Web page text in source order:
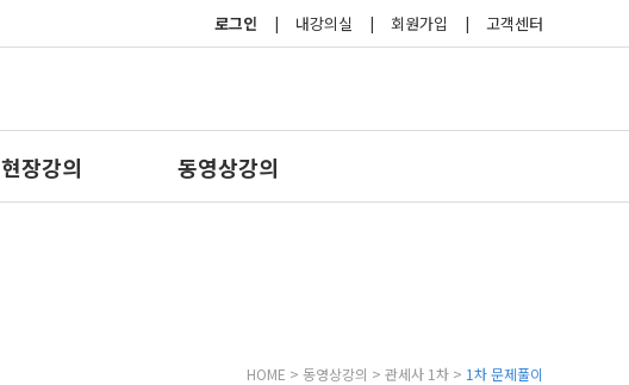
고객센터
|
회원가입
|
내강의실
|
로그인
현장강의 동영상강의
HOME > 동영상강의 > 관세사 1차 > 1차 문제풀이